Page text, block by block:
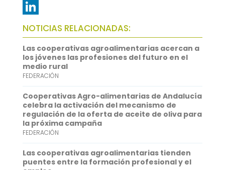
e
b
o
o
k
t
t
e
r
m
a
i
l
W
h
a
t
s
A
p
p
L
i
n
k
e
d
I
n
NOTICIAS RELACIONADAS:
Las cooperativas agroalimentarias acercan a
los jóvenes las profesiones del futuro en el
medio rural
FEDERACIÓN
Cooperativas Agro-alimentarias de Andalucía
celebra la activación del mecanismo de
regulación de la oferta de aceite de oliva para
la próxima campaña
FEDERACIÓN
Las cooperativas agroalimentarias tienden
puentes entre la formación profesional y el